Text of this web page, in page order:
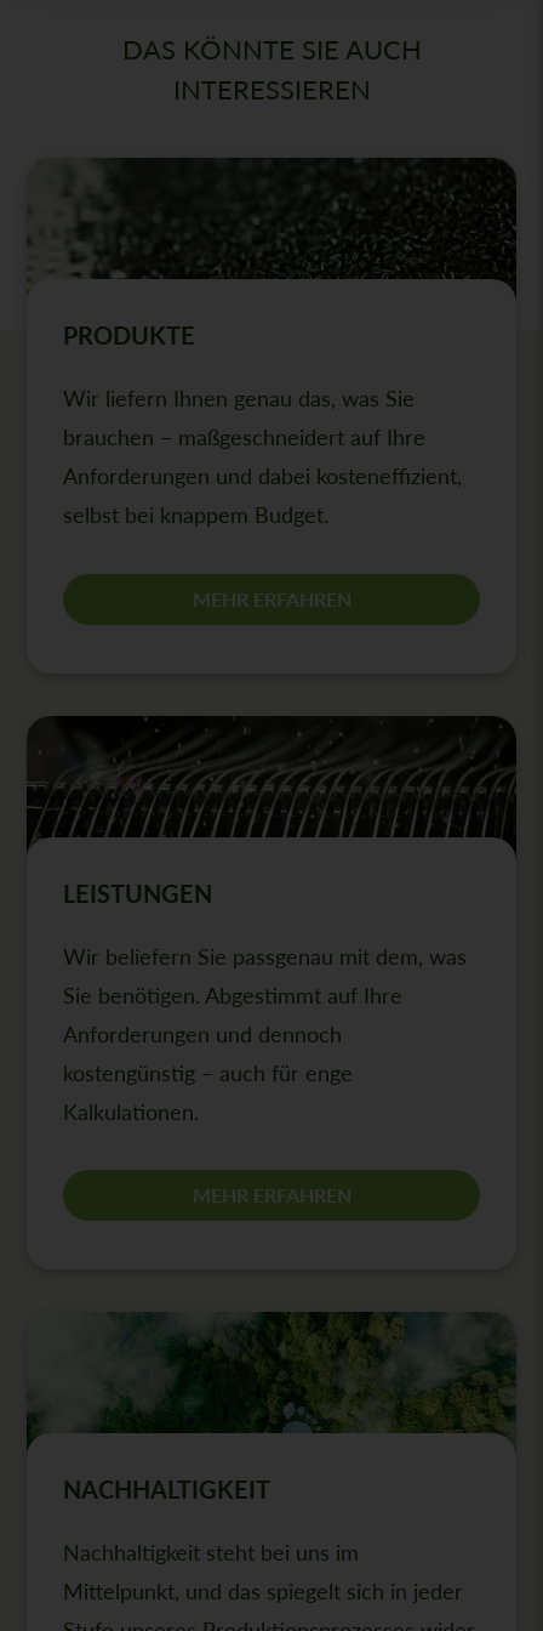
DAS KÖNNTE SIE AUCH
INTERESSIEREN
PRODUKTE
Wir liefern Ihnen genau das, was Sie
brauchen – maßgeschneidert auf Ihre
Anforderungen und dabei kosteneffizient,
selbst bei knappem Budget.
MEHR ERFAHREN
LEISTUNGEN
Wir beliefern Sie passgenau mit dem, was
Sie benötigen. Abgestimmt auf Ihre
Anforderungen und dennoch
kostengünstig – auch für enge
Kalkulationen.
MEHR ERFAHREN
NACHHALTIGKEIT
Nachhaltigkeit steht bei uns im
Mittelpunkt, und das spiegelt sich in jeder